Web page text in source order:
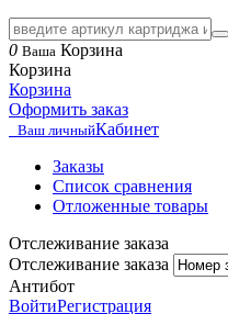
0 Ваша Корзина
Корзина
Корзина
Оформить заказ
Ваш личныйКабинет
Заказы
Список сравнения
Отложенные товары
Отслеживание заказа
Отслеживание заказа
Антибот
ВойтиРегистрация